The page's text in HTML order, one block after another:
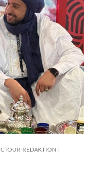
CTOUR-REDAKTION